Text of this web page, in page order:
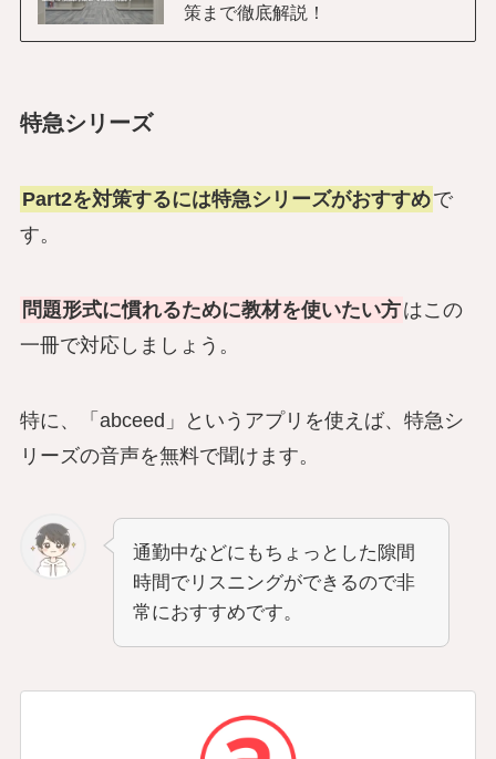
策まで徹底解説！
特急シリーズ
Part2を対策するには特急シリーズがおすすめで
す。
問題形式に慣れるために教材を使いたい方はこの
一冊で対応しましょう。
特に、「abceed」というアプリを使えば、特急シ
リーズの音声を無料で聞けます。
通勤中などにもちょっとした隙間
時間でリスニングができるので非
常におすすめです。